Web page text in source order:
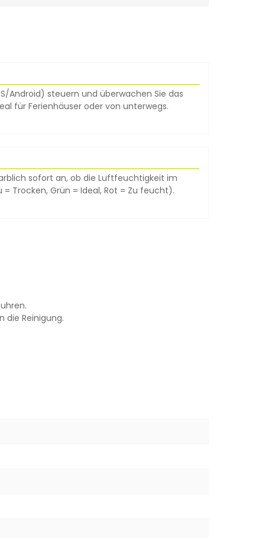
Android) steuern und überwachen Sie das
für Ferienhäuser oder von unterwegs.
sofort an, ob die Luftfeuchtigkeit im
Trocken, Grün = Ideal, Rot = Zu feucht).
die Reinigung.